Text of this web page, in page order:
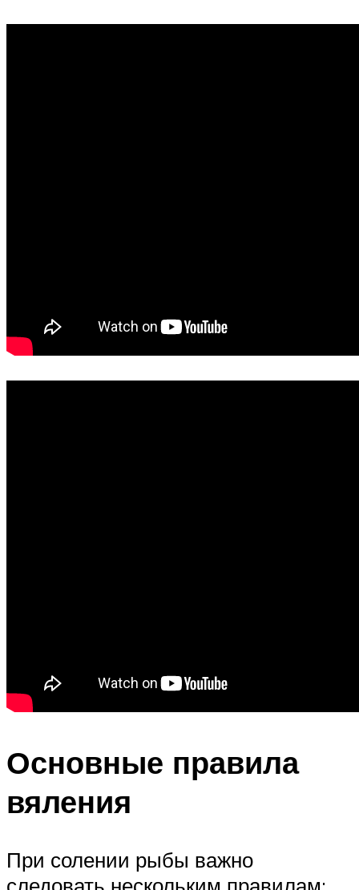
Основные правила
вяления
При солении рыбы важно